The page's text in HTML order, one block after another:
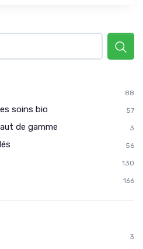
88
soins bio 57
de gamme 3
56
130
166
3